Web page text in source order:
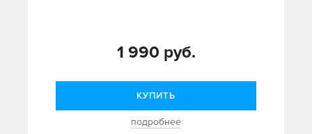
1 990 руб.
КУПИТЬ
подробнее